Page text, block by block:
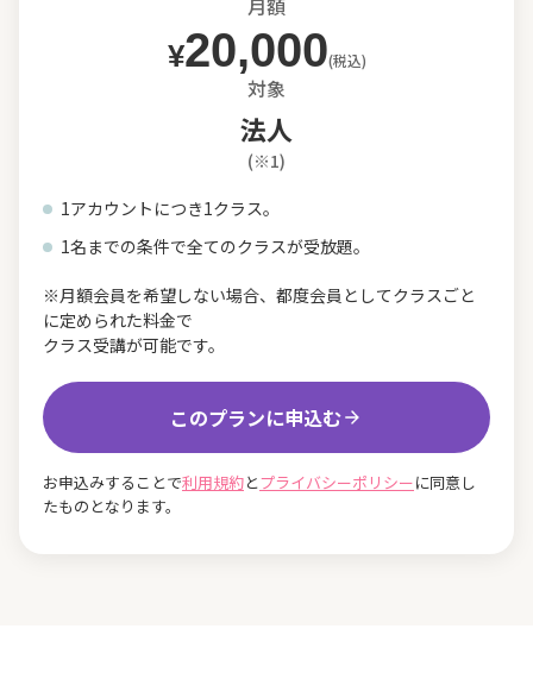
月額
¥20,000(税込)
対象
法人
(※1)
1アカウントにつき1クラス。
1名までの条件で全てのクラスが受放題。
※月額会員を希望しない場合、都度会員としてクラスごと
に定められた料金で
クラス受講が可能です。
このプランに申込む
お申込みすることで利用規約とプライバシーポリシーに同意し
たものとなります。